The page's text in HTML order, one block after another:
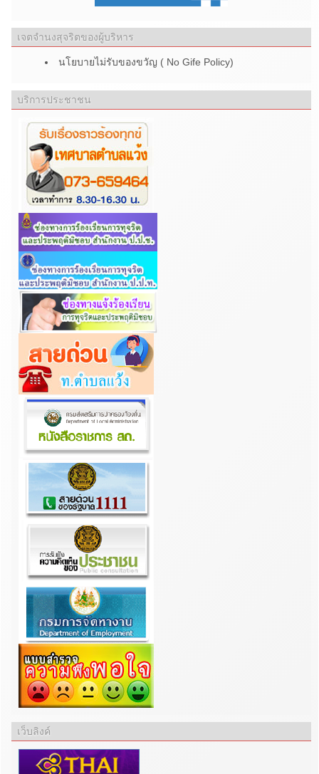
เจตจำนงสุจริตของผู้บริหาร
นโยบายไม่รับของขวัญ ( No Gife Policy)
บริการประชาชน
เว็บลิงค์